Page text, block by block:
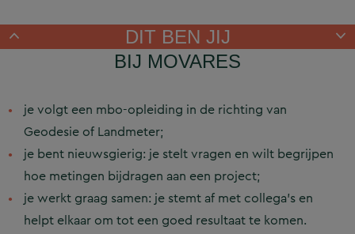
DIT BEN JIJ
BIJ MOVARES
je volgt een mbo-opleiding in de richting van
Geodesie of Landmeter;
je bent nieuwsgierig: je stelt vragen en wilt begrijpen
hoe metingen bijdragen aan een project;
je werkt graag samen: je stemt af met collega’s en
helpt elkaar om tot een goed resultaat te komen.